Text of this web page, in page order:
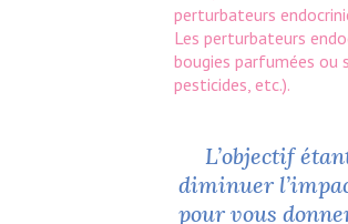
perturbateurs
Les perturbateurs
bougies parfumées ou
pesticides, etc.).
L’objectif
diminuer
pour vous